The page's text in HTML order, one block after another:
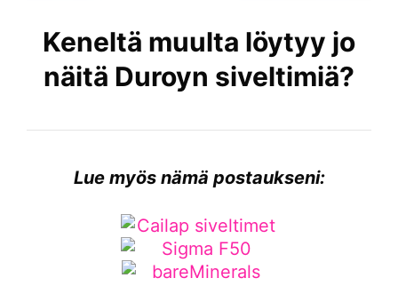
Keneltä muulta löytyy jo
näitä Duroyn siveltimiä?
Lue myös nämä postaukseni: